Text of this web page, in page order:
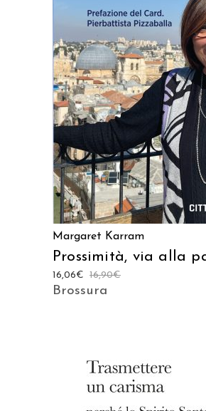
AGGIUNGI AL
Margaret Karram
Prossimità, via alla
16,90€
16,06€
Brossura